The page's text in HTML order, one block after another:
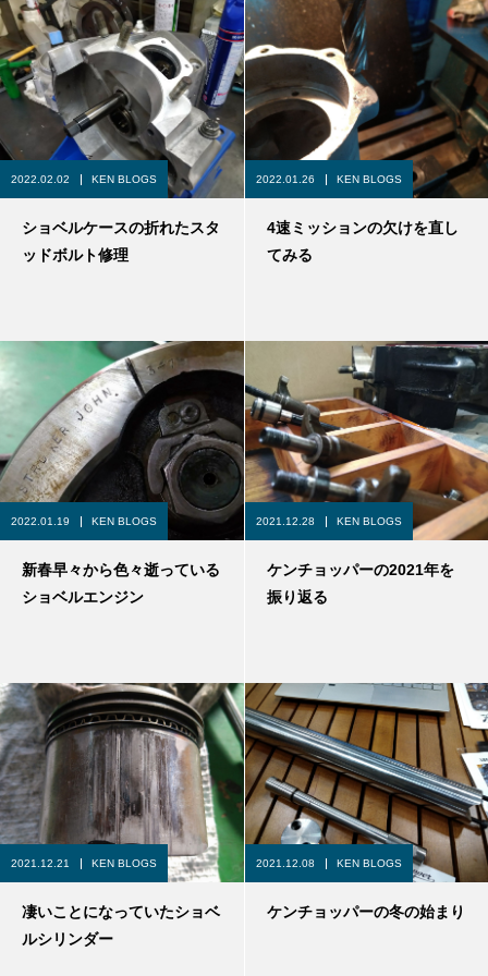
2022.02.02 KEN BLOGS
ショベルケースの折れたスタ
ッドボルト修理
2022.01.26 KEN BLOGS
4速ミッションの欠けを直し
てみる
2022.01.19 KEN BLOGS
新春早々から色々逝っている
ショベルエンジン
2021.12.28 KEN BLOGS
ケンチョッパーの2021年を
振り返る
2021.12.21 KEN BLOGS
凄いことになっていたショベ
ルシリンダー
2021.12.08 KEN BLOGS
ケンチョッパーの冬の始まり